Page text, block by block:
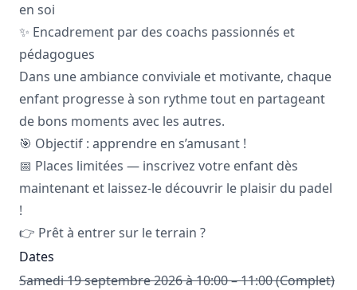
en soi
✨ Encadrement par des coachs passionnés et
pédagogues
Dans une ambiance conviviale et motivante, chaque
enfant progresse à son rythme tout en partageant
de bons moments avec les autres.
🎯 Objectif : apprendre en s’amusant !
📅 Places limitées — inscrivez votre enfant dès
maintenant et laissez-le découvrir le plaisir du padel
!
👉 Prêt à entrer sur le terrain ?
Dates
Samedi 19 septembre 2026 à 10:00 – 11:00 (Complet)